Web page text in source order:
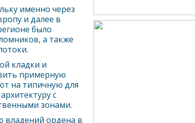
именно через
и далее в
было
а также
кладки и
примерную
на типичную для
с
зонами.
владений ордена в